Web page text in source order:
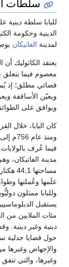
سلطات
للبابا سلطة دينية
الدينية وحكومة
لمدينة الفاتيكان
يعتقد الكاثوليك
معصوم فيما يتعلق
قضائي مطلق؛ إذ
ويعيّن الأساقفة
ويوافق على الطوائف
كان البابا، خلال
فيما عُرف
مدينة الفاتيكان،
علَمها وعُملتها
وللبابا ممثلون
يستقبل
مئات الملايين من
دينية وغير دينية.
حول قضايا جدلية
والإجهاض وغيرها
وغيرها، والتي